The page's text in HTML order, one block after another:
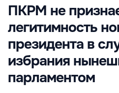
ПКРМ не
легитимность
президента в
избрания
парламентом